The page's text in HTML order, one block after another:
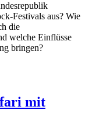
Festivals aus? Wie
die
welche Einflüsse
bringen?
mit